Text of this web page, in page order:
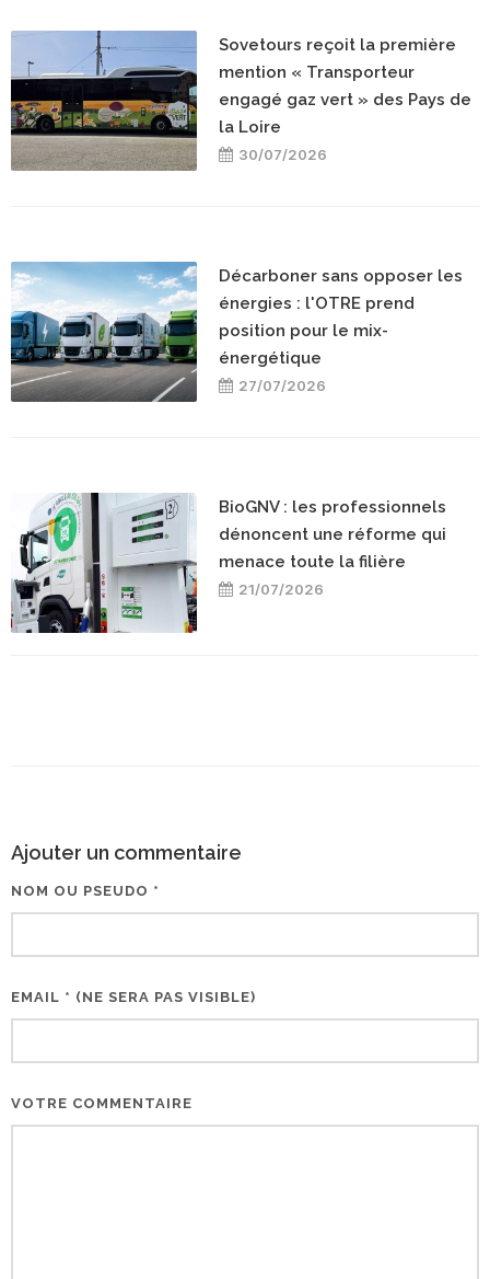
Sovetours reçoit la première
mention « Transporteur
engagé gaz vert » des Pays de
la Loire
30/07/2026
Décarboner sans opposer les
énergies : l'OTRE prend
position pour le mix-
énergétique
27/07/2026
BioGNV : les professionnels
dénoncent une réforme qui
menace toute la filière
21/07/2026
Ajouter un commentaire
NOM OU PSEUDO *
EMAIL * (NE SERA PAS VISIBLE)
VOTRE COMMENTAIRE